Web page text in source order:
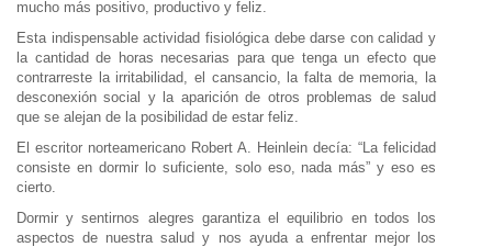
mucho más positivo, productivo y feliz.
Esta indispensable actividad fisiológica debe darse con calidad y
la cantidad de horas necesarias para que tenga un efecto que
contrarreste la irritabilidad, el cansancio, la falta de memoria, la
desconexión social y la aparición de otros problemas de salud
que se alejan de la posibilidad de estar feliz.
El escritor norteamericano Robert A. Heinlein decía: “La felicidad
consiste en dormir lo suficiente, solo eso, nada más” y eso es
cierto.
Dormir y sentirnos alegres garantiza el equilibrio en todos los
aspectos de nuestra salud y nos ayuda a enfrentar mejor los